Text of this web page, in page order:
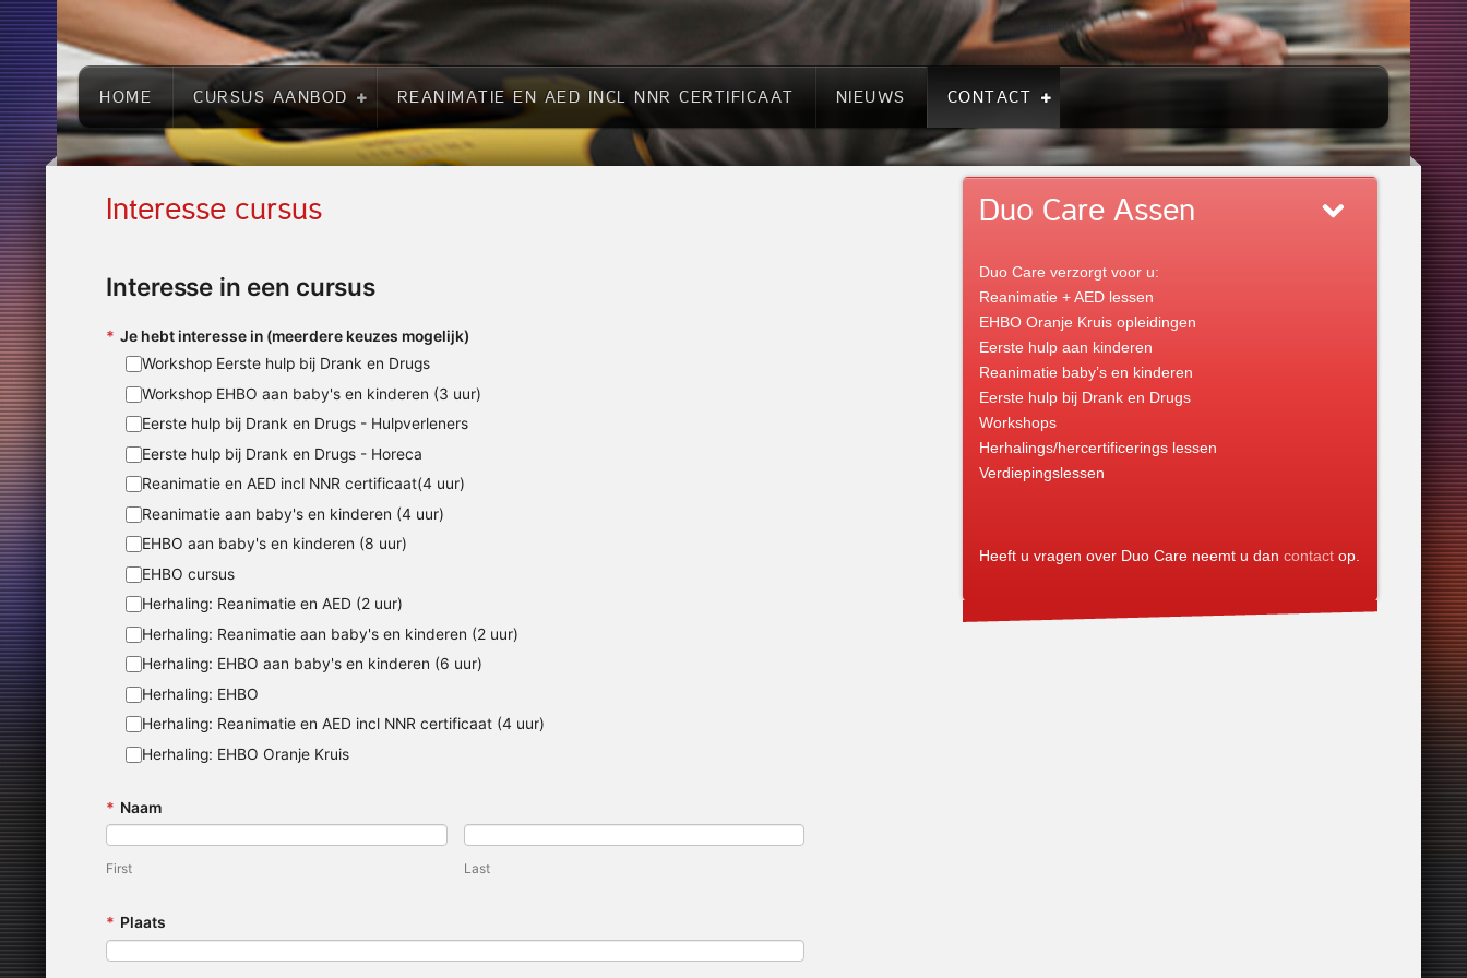
HOME CURSUS AANBOD REANIMATIE EN AED INCL NNR CERTIFICAAT NIEUWS CONTACT
Interesse cursus
Interesse in een cursus
* Je hebt interesse in (meerdere keuzes mogelijk)
Workshop Eerste hulp bij Drank en Drugs
Workshop EHBO aan baby's en kinderen (3 uur)
Eerste hulp bij Drank en Drugs - Hulpverleners
Eerste hulp bij Drank en Drugs - Horeca
Reanimatie en AED incl NNR certificaat(4 uur)
Reanimatie aan baby's en kinderen (4 uur)
EHBO aan baby's en kinderen (8 uur)
EHBO cursus
Herhaling: Reanimatie en AED (2 uur)
Herhaling: Reanimatie aan baby's en kinderen (2 uur)
Herhaling: EHBO aan baby's en kinderen (6 uur)
Herhaling: EHBO
Herhaling: Reanimatie en AED incl NNR certificaat (4 uur)
Herhaling: EHBO Oranje Kruis
* Naam
First Last
* Plaats
Duo Care Assen
Duo Care verzorgt voor u:
Reanimatie + AED lessen
EHBO Oranje Kruis opleidingen
Eerste hulp aan kinderen
Reanimatie baby’s en kinderen
Eerste hulp bij Drank en Drugs
Workshops
Herhalings/hercertificerings lessen
Verdiepingslessen
Heeft u vragen over Duo Care neemt u dan contact op.